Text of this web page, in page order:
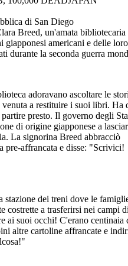
di San Diego
Breed, un'amata bibliotecaria
americani e delle loro
durante la seconda guerra
adoravano ascoltare le
a restituire i suoi libri. Ha
presto. Il governo degli
di origine giapponese a
La signorina Breed abbracciò
pre-affrancata e disse: "Scrivici!
stazione dei treni dove le
costrette a trasferirsi nei campi
ai suoi occhi! C'erano centinaia
altre cartoline affrancate e